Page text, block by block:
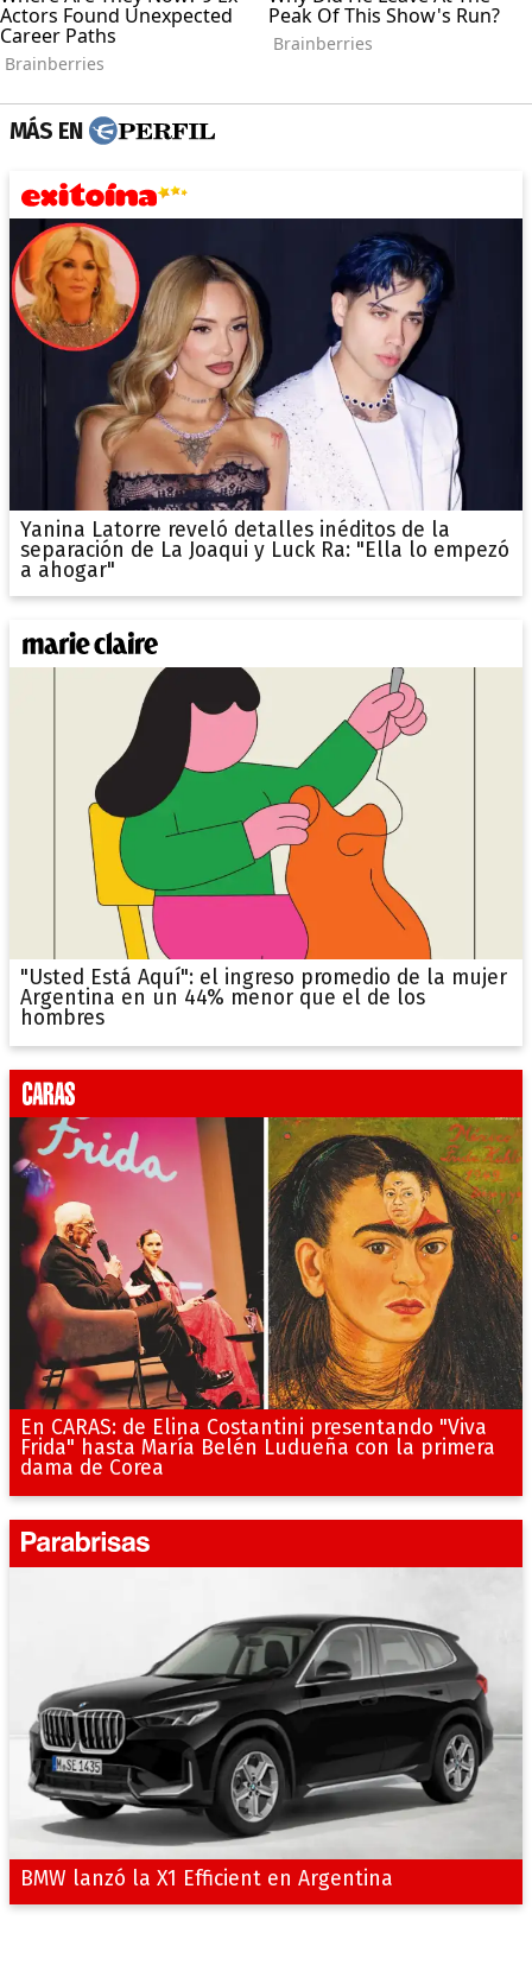
MÁS EN
Yanina Latorre reveló detalles inéditos de la
separación de La Joaqui y Luck Ra: "Ella lo empezó
a ahogar"
"Usted Está Aquí": el ingreso promedio de la mujer
Argentina en un 44% menor que el de los
hombres
En CARAS: de Elina Costantini presentando "Viva
Frida" hasta María Belén Ludueña con la primera
dama de Corea
BMW lanzó la X1 Efficient en Argentina